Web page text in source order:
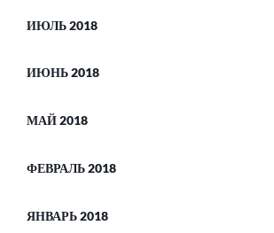
ИЮЛЬ 2018
ИЮНЬ 2018
МАЙ 2018
ФЕВРАЛЬ 2018
ЯНВАРЬ 2018